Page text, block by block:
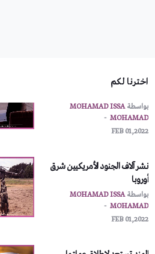
اخترنا لكم
FEB 01,2022
نشر آلاف الجنود الأمريكيين شرق
أوروبا
FEB 01,2022
الهند تستعد لإطلاق عملتها
الرقمية الرسمية